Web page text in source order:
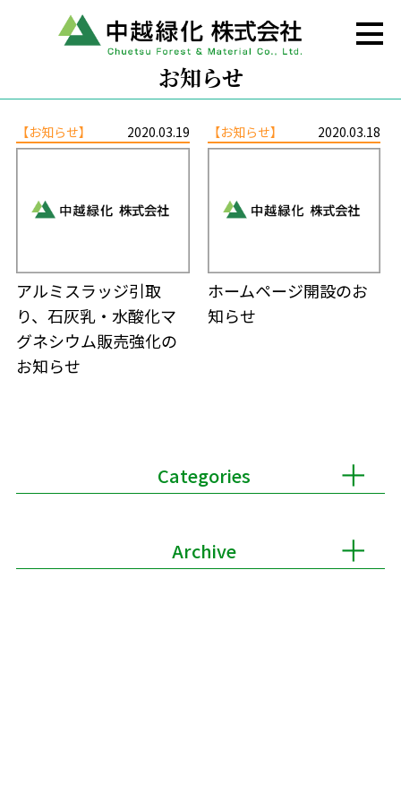
お知らせ
【お知らせ】 2020.03.19
アルミスラッジ引取
り、石灰乳・水酸化マ
グネシウム販売強化の
お知らせ
【お知らせ】 2020.03.18
ホームページ開設のお
知らせ
Categories
Archive